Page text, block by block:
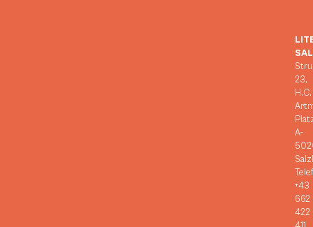
23,
H.C.
A-
+43
662
422